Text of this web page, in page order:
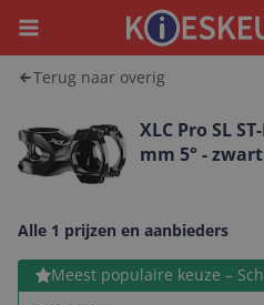
Menu
Terug naar overig
XLC Pro SL
mm 5° - zwart
Alle 1 prijzen en aanbieders
Meest populaire keuze –
Bekijk product